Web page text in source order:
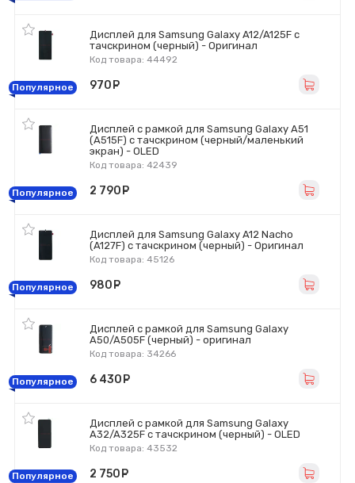
Дисплей для Samsung Galaxy A12/A125F с
тачскрином (черный) - Оригинал
Код товара: 44492
Популярное 970
Дисплей с рамкой для Samsung Galaxy A51
(A515F) с тачскрином (черный/маленький
экран) - OLED
Код товара: 42439
Популярное 2 790
Дисплей для Samsung Galaxy A12 Nacho
(A127F) с тачскрином (черный) - Оригинал
Код товара: 45126
Популярное 980
Дисплей с рамкой для Samsung Galaxy
A50/A505F (черный) - оригинал
Код товара: 34266
Популярное 6 430
Дисплей с рамкой для Samsung Galaxy
A32/A325F с тачскрином (черный) - OLED
Код товара: 43532
Популярное 2 750